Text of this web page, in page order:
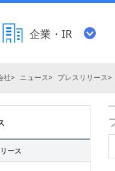
企業・IR
社 ニュース プレスリリース
ース